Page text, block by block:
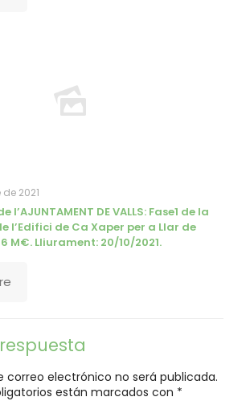
2021
DE VALLS: Fase1 de la
l’Edifici de Ca Xaper per a Llar de
M€. Lliurament: 20/10/2021.
correo electrónico no será publicada.
están marcados con *